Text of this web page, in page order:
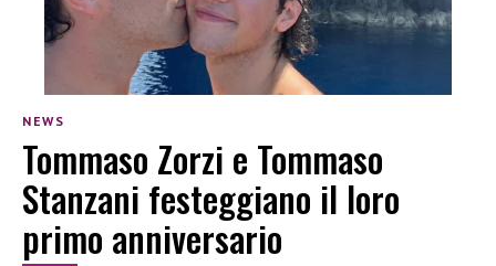
NEWS
Tommaso Zorzi e Tommaso
Stanzani festeggiano il loro
primo anniversario